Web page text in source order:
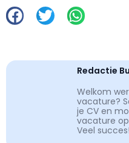
Redactie
Welkom
vacature?
je CV en
vacature
Veel succes!